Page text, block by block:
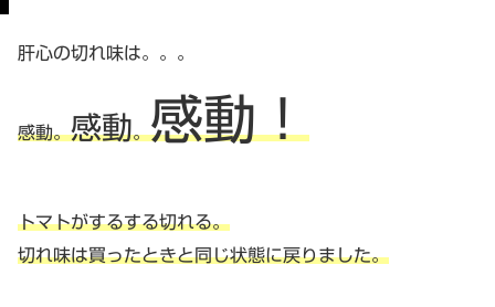
肝心の切れ味は。。。
感動。感動。感動！
トマトがするする切れる。
切れ味は買ったときと同じ状態に戻りました。